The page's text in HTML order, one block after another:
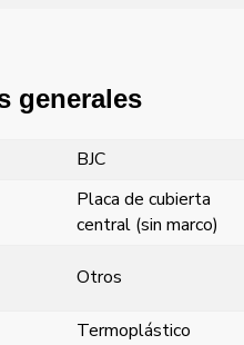
generales
BJC
Placa de cubierta
central (sin marco)
Otros
Termoplástico